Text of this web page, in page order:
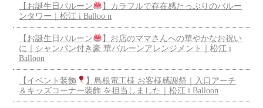
【お誕生日バルーン
】カラフルで存在感たっぷりのバルー
ンタワー｜松江 i Balloo n
【お誕生日バルーン
】お店のママさんへの華やかなお祝い
に｜シャンパン付き豪 華バルーンアレンジメント｜松江 i
Balloon
【イベント装飾
】島根電工様 お客様感謝祭｜入口アーチ
＆キッズコーナー装飾 を担当しました｜松江 i Balloon